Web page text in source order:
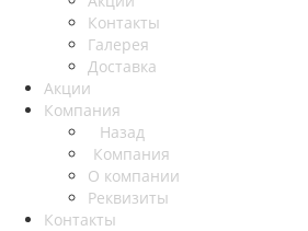
Контакты
Галерея
Доставка
Акции
Компания
Назад
Компания
О компании
Реквизиты
Контакты